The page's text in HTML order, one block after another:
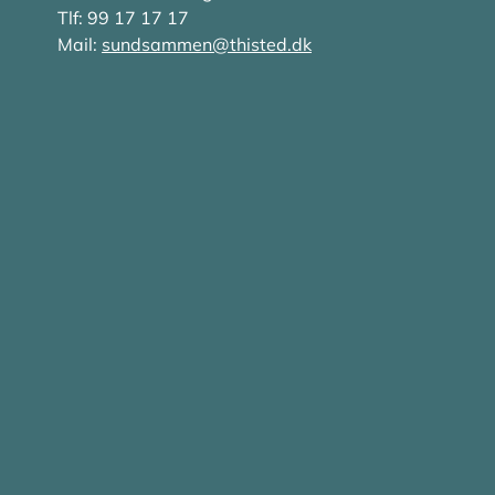
Tlf: 99 17 17 17
Mail: sundsammen@thisted.dk